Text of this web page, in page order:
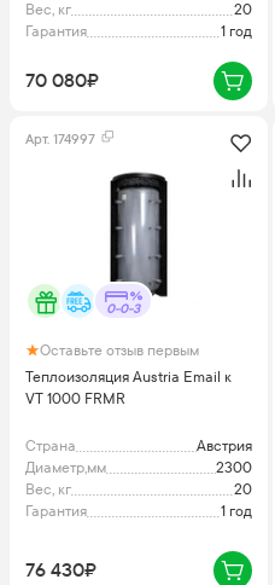
Вес, кг
20
Гарантия
1 год
70 080₽
Арт. 174997
0-0-3
Оставьте отзыв первым
Теплоизоляция Austria Email к
VT 1000 FRMR
Страна
Австрия
Диаметр,мм
2300
Вес, кг
20
Гарантия
1 год
76 430₽